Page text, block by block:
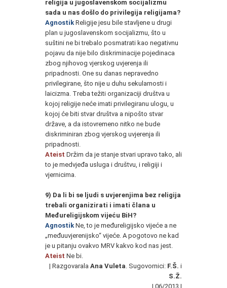
religija u jugoslavenskom socijalizmu
sada u nas došlo do privilegija religijama?
Agnostik Religije jesu bile stavljene u drugi
plan u jugoslavenskom socijalizmu, što u
suštini ne bi trebalo posmatrati kao negativnu
pojavu da nije bilo diskriminacije pojedinaca
zbog njihovog vjerskog uvjerenja ili
pripadnosti. One su danas nepravedno
privilegirane, što nije u duhu sekularnosti i
laicizma. Treba težiti organizaciji društva u
kojoj religije neće imati privilegiranu ulogu, u
kojoj će biti stvar društva a nipošto stvar
države, a da istovremeno nitko ne bude
diskriminiran zbog vjerskog uvjerenja ili
pripadnosti.
Ateist Držim da je stanje stvari upravo tako, ali
to je medvjeđa usluga i društvu, i religiji i
vjernicima.
9) Da li bi se ljudi s uvjerenjima bez religija
trebali organizirati i imati člana u
Međureligijskom vijeću BiH?
Agnostik Ne, to je međureligijsko vijeće a ne
„međuuvjerenijsko“ vijeće. A pogotovo ne kad
je u pitanju ovakvo MRV kakvo kod nas jest.
Ateist Ne bi.
| Razgovarala Ana Vuleta. Sugovornici: F.Š. i
S.Ž.
| 06/2013 |